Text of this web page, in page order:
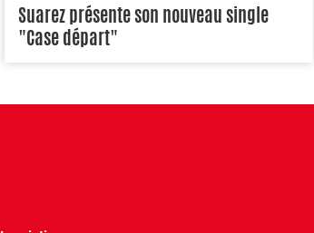
Suarez présente son nouveau single
"Case départ"